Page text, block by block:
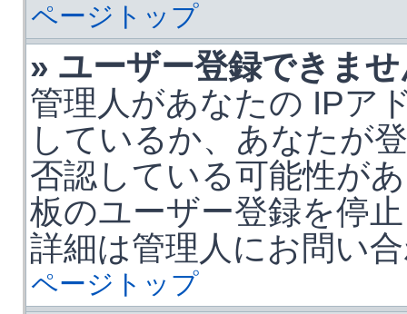
ページトップ
» ユーザー登録できま
管理人があなたの IPア
しているか、あなたが
否認している可能性が
板のユーザー登録を停
詳細は管理人にお問い
ページトップ